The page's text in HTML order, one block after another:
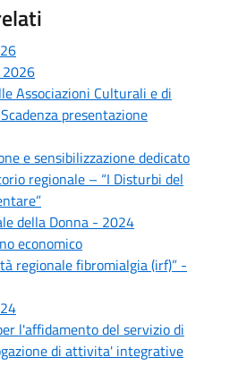
2026
Associazioni Culturali e di
presentazione
e sensibilizzazione dedicato
regionale – “I Disturbi del
della Donna - 2024
economico
regionale fibromialgia (irf)” -
l'affidamento del servizio di
di attivita' integrative